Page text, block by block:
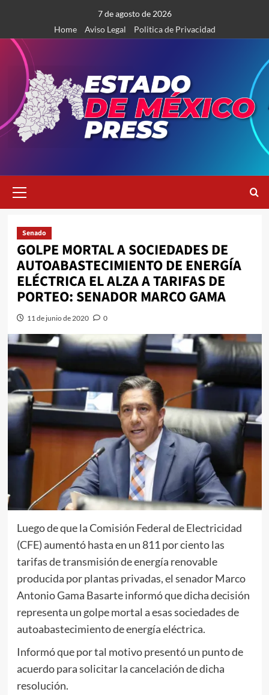
contenido
7 de agosto de 2026
Home
Aviso Legal Politica de Privacidad
primario
Senado
GOLPE MORTAL A SOCIEDADES DE
AUTOABASTECIMIENTO DE ENERGÍA
ELÉCTRICA EL ALZA A TARIFAS DE
PORTEO: SENADOR MARCO GAMA
11 de junio de 2020 0
Luego de que la Comisión Federal de Electricidad
(CFE) aumentó hasta en un 811 por ciento las
tarifas de transmisión de energía renovable
producida por plantas privadas, el senador Marco
Antonio Gama Basarte informó que dicha decisión
representa un golpe mortal a esas sociedades de
autoabastecimiento de energía eléctrica.
Informó que por tal motivo presentó un punto de
acuerdo para solicitar la cancelación de dicha
resolución.